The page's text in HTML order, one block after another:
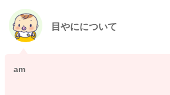
目やにについて
am